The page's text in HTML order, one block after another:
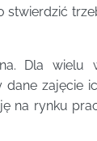
stwierdzić
Dla wielu
zajęcie
na rynku